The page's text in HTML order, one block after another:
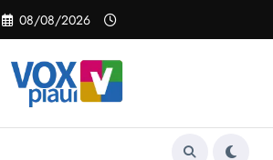
08/08/2026